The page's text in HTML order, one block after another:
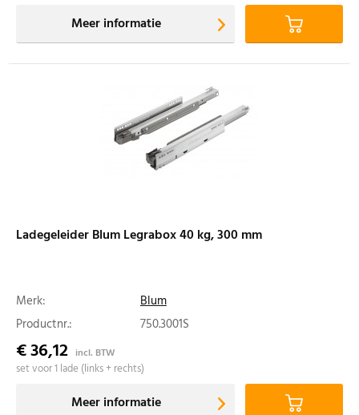
Meer informatie
Ladegeleider Blum Legrabox 40 kg, 300 mm
Merk:
Blum
Productnr.:
750.3001S
€ 36,12 incl. BTW
set voor 1 lade (links + rechts)
Meer informatie